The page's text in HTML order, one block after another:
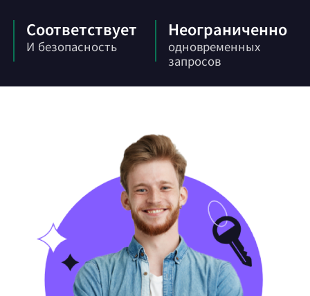
Соответствует
И безопасность
Неограниченно
одновременных
запросов